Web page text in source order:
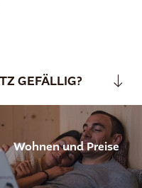
GEFÄLLIG?
Wohnen und Preise